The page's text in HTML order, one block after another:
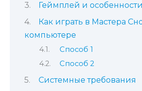
Геймплей и
Как играть в Мастера
компьютере
Способ 1
Способ 2
Системные требования